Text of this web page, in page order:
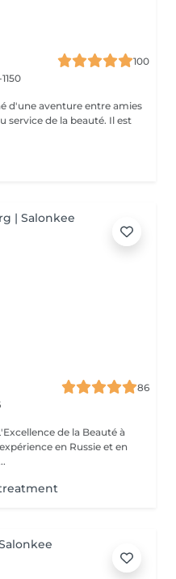
100
d'une aventure entre amies
service de la beauté. Il est
86
de la Beauté à